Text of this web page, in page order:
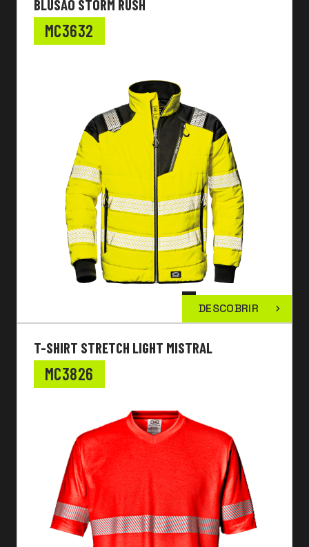
BLUSÃO STORM RUSH
MC3632
DESCOBRIR
T-SHIRT STRETCH LIGHT MISTRAL
MC3826